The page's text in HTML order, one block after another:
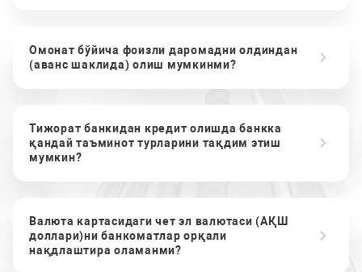
Омонат бўйича фоизли даромадни олдиндан
(аванс шаклида) олиш мумкинми?
Тижорат банкидан кредит олишда банкка
қандай таъминот турларини тақдим этиш
мумкин?
Валюта картасидаги чет эл валютаси (АҚШ
доллари)ни банкоматлар орқали
нақдлаштира оламанми?